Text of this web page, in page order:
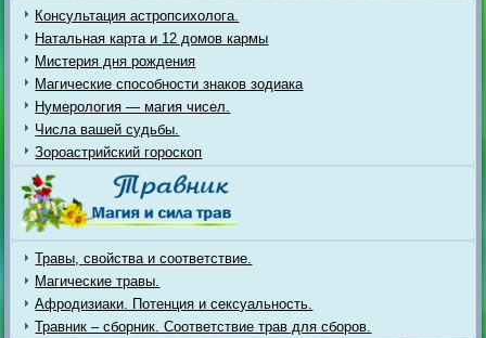
Консультация астропсихолога.
Натальная карта и 12 домов кармы
Мистерия дня рождения
Магические способности знаков зодиака
Нумерология — магия чисел.
Числа вашей судьбы.
Зороастрийский гороскоп
Травы, свойства и соответствие.
Магические травы.
Афродизиаки. Потенция и сексуальность.
Травник – сборник. Соответствие трав для сборов.